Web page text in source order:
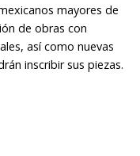
mayores de
de obras con
así como nuevas
inscribir sus piezas.